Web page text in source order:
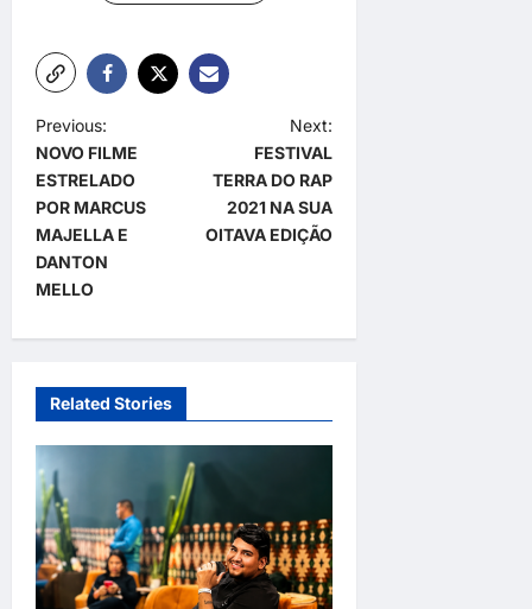
P
o
s
t
n
i
g
a
t
i
o
Previous:
NOVO FILME
ESTRELADO
POR MARCUS
MAJELLA E
DANTON
MELLO
Next:
FESTIVAL
TERRA DO RAP
2021 NA SUA
OITAVA EDIÇÃO
Related Stories